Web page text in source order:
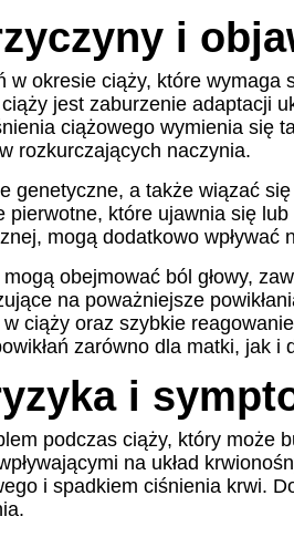
i
okresie ciąży, które
jest zaburzenie adaptacji
ciążowego wymienia się
rozkurczających naczynia.
genetyczne, a także wiązać
które ujawnia się
mogą dodatkowo wpływać
obejmować ból głowy,
na poważniejsze
ciąży oraz szybkie
zarówno dla matki, jak i
i
podczas ciąży, który może
na układ
i spadkiem ciśnienia krwi.